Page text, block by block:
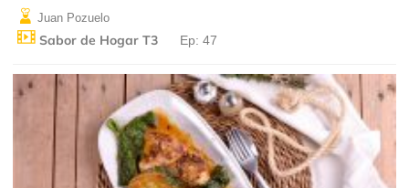
Juan Pozuelo
Sabor de Hogar T3 Ep: 47